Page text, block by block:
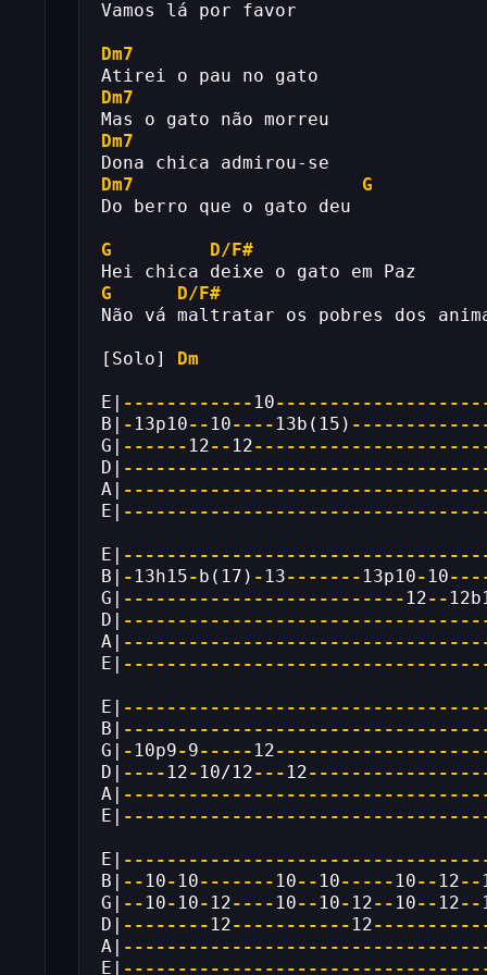
Vamos lá por favor
Dm7
Atirei o pau no gato
Dm7
Mas o gato não morreu
Dm7
Dona chica admirou-se
Dm7
G
Do berro que o gato deu
G
D/F#
Hei chica deixe o gato em Paz
G
D/F#
Não vá maltratar os pobres dos
[Solo] Dm
E| ------------ 10
B| - 13p10-- 10---- 13b(15)
G| ------ 12-- 12
D|
A|
E|
E|
B| - 13h15-b(17) - 13------- 13p10- 10
G| -------------------------- 12--
D|
A|
E|
E|
B|
G| - 10p9-9----- 12
D| ---- 12- 10/12--- 12
A|
E|
E|
B| -- 10- 10------- 10-- 10----- 10-- 12--
G| -- 10- 10- 12---- 10-- 10- 12-- 10-- 12--
D| -------- 12----------- 12
A|
E|